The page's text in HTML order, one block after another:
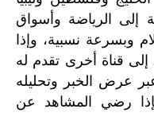
إلى الرياضة وأسواق
وبسرعة نسبية، وإذا
قناة أخرى تقدم له
عرض الخبر وتحليله
رضي المشاهد عن